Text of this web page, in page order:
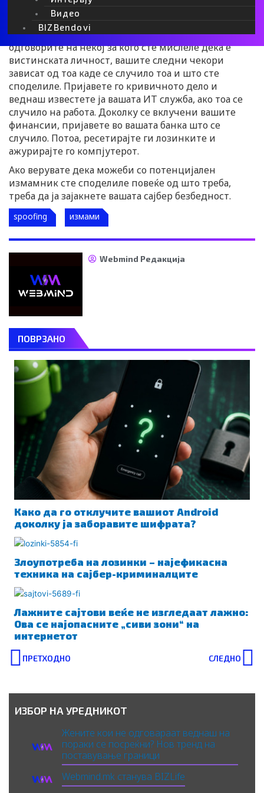
Видео
BIZBendovi
Spoofing?
Ако на крајот кликнете на лажен линк или
одговорите на некој за кого сте мислеле дека е
вистинската личност, вашите следни чекори
зависат од тоа каде се случило тоа и што сте
споделиле. Пријавете го кривичното дело и
веднаш известете ја вашата ИТ служба, ако тоа се
случило на работа. Доколку се вклучени вашите
финансии, пријавете во вашата банка што се
случило. Потоа, ресетирајте ги лозинките и
ажурирајте го компјутерот.
Ако верувате дека можеби со потенцијален
измамник сте споделиле повеќе од што треба,
треба да ја зајакнете вашата сајбер безбедност.
spoofing измами
Webmind Редакција
ПОВРЗАНО
Како да го отклучите вашиот Android
доколку ја заборавите шифрата?
Злоупотреба на лозинки – најефикасна
техника на сајбер-криминалците
Лажните сајтови веќе не изгледаат лажно:
Ова се најопасните „сиви зони“ на
интернетот
Prev
ПРЕТХОДНО СЛЕДНО
ИЗБОР НА УРЕДНИКОТ
Жените кои не одговараат веднаш на
пораки се посреќни? Нов тренд на
поставување граници
Webmind.mk станува BIZLife